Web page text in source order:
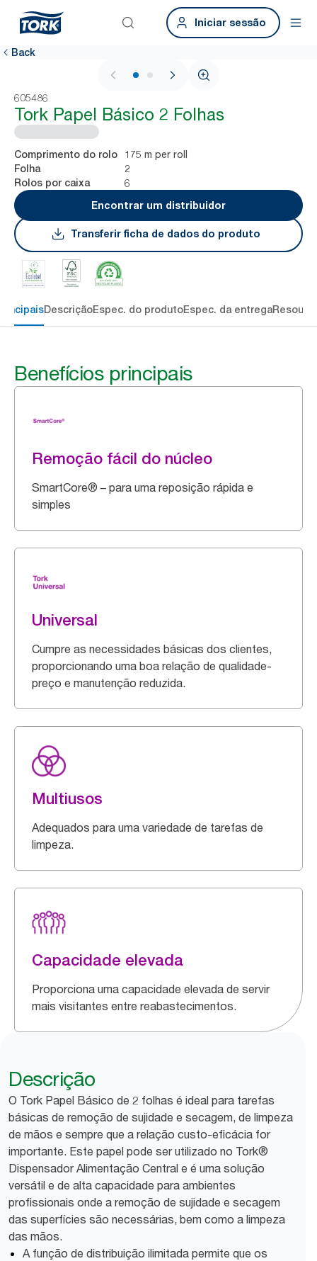
Iniciar sessão
Back
1 / 2
605486
Tork Papel Básico 2 Folhas
Comprimento do rolo 175 m per roll
Folha 2
Rolos por caixa
6
Encontrar um distribuidor
Transferir ficha de dados do produto
DescriçãoEspec. do produtoEspec. da entrega
Benefícios principais
Remoção fácil do núcleo
SmartCore® – para uma reposição rápida e
simples
Universal
Cumpre as necessidades básicas dos clientes,
proporcionando uma boa relação de qualidade-
preço e manutenção reduzida.
Multiusos
Adequados para uma variedade de tarefas de
limpeza.
Capacidade elevada
Proporciona uma capacidade elevada de servir
mais visitantes entre reabastecimentos.
Descrição
O Tork Papel Básico de 2 folhas é ideal para tarefas
básicas de remoção de sujidade e secagem, de limpeza
de mãos e sempre que a relação custo-eficácia for
importante. Este papel pode ser utilizado no Tork®
Dispensador Alimentação Central e é uma solução
versátil e de alta capacidade para ambientes
profissionais onde a remoção de sujidade e secagem
das superfícies são necessárias, bem como a limpeza
das mãos.
A função de distribuição ilimitada permite que os